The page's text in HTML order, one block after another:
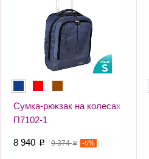
Сумка-рюкзак на колесах
П7102-1
-5%
9 374p
8 940 p